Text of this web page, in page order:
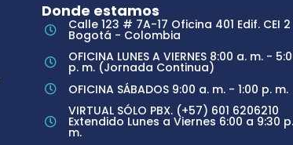
Donde estamos
Calle 123 # 7A-17 Oficina 401 Edif. CEI 2
Bogotá - Colombia
OFICINA LUNES A VIERNES 8:00 a. m. -
p. m. (Jornada Continua)
OFICINA SÁBADOS 9:00 a. m. - 1:00 p. m.
VIRTUAL SÓLO PBX. (+57) 601 6206210
Extendido Lunes a Viernes 6:00 a 9:30 p.
m.